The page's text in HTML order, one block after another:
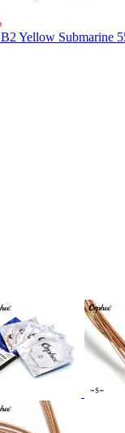
Yellow Submarine